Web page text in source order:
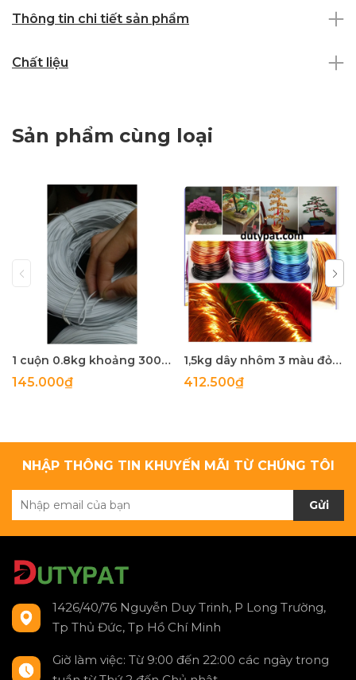
Thông tin chi tiết sản phẩm
Chất liệu
Sản phẩm cùng loại
1 cuộn 0.8kg khoảng 300met dây nhôm bọc nhựa trắng 1.2mm
145.000₫
1,5kg dây nhôm 3 màu đỏ, xanh lá, vàng 14 size 1,5mm
412.500₫
NHẬP THÔNG TIN KHUYẾN MÃI TỪ CHÚNG TÔI
Gửi
1426/40/76 Nguyễn Duy Trinh, P Long Trường,
Tp Thủ Đức, Tp Hồ Chí Minh
Giờ làm việc: Từ 9:00 đến 22:00 các ngày trong